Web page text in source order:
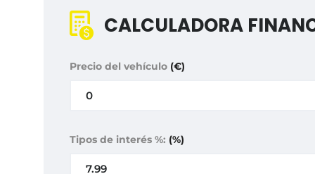
CALCULADORA
Precio del vehículo (€)
Tipos de interés %: (%)